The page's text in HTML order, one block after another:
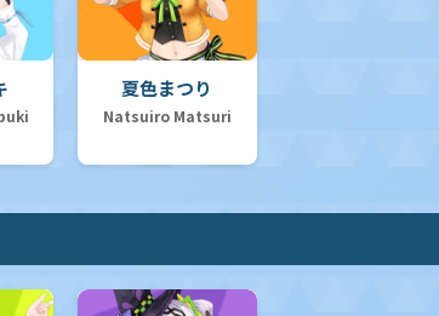
夏色まつり
Natsuiro Matsuri